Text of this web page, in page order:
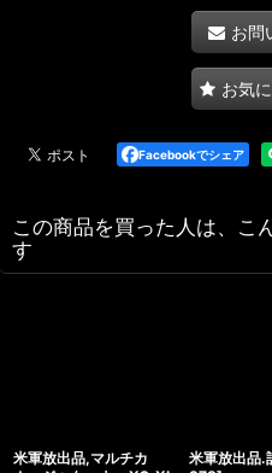
お問
お気
Facebookでシェア
この商品を買った人は、こ
す
米軍放出品,マルチカ
米軍放出品.